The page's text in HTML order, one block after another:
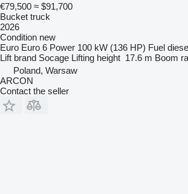
€79,500 ≈ $91,700
Bucket truck
2026
Condition new
Euro Euro 6 Power 100 kW (136 HP) Fuel
Lift brand Socage Lifting height 17.6 m Boom
Poland, Warsaw
ARCON
Contact the seller